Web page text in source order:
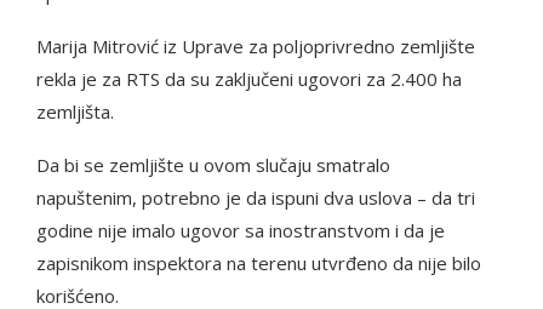
Marija Mitrović iz Uprave za poljoprivredno zemljište
rekla je za RTS da su zaključeni ugovori za 2.400 ha
zemljišta.
Da bi se zemljište u ovom slučaju smatralo
napuštenim, potrebno je da ispuni dva uslova – da tri
godine nije imalo ugovor sa inostranstvom i da je
zapisnikom inspektora na terenu utvrđeno da nije bilo
korišćeno.